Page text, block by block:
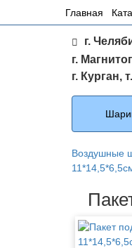
Основное
Главная
г.
г.
г. Курган,
Воздушные